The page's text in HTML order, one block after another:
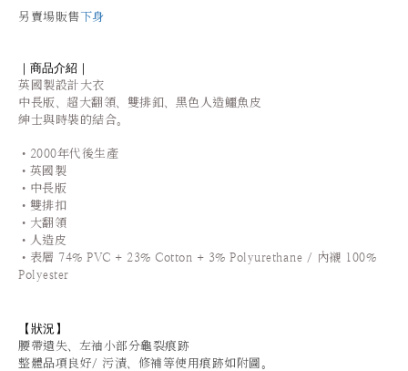
另賣場販售下身
｜商品介紹｜
英國製設計大衣
中長版、超大翻領、雙排釦、黑色人造鱷魚皮
紳士與時裝的結合。
•2000年代後生產
•英國製
•中長版
•雙排扣
•大翻領
•人造皮
•表層 74% PVC + 23% Cotton + 3% Polyurethane / 內襯 100%
Polyester
【狀況】
腰帶遺失、左袖小部分龜裂痕跡
整體品項良好/ 污漬、修補等使用痕跡如附圖。